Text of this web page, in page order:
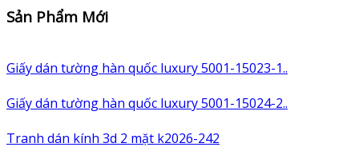
Sản Phẩm Mới
Giấy dán tường hàn quốc luxury 5001-15023-1..
Giấy dán tường hàn quốc luxury 5001-15024-2..
Tranh dán kính 3d 2 mặt k2026-242